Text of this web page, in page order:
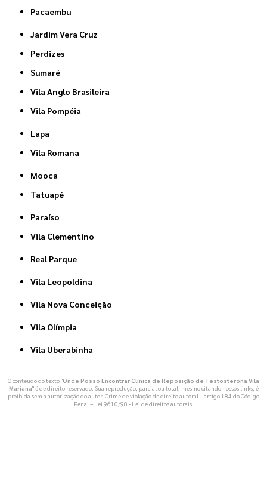
Pacaembu
Jardim Vera Cruz
Perdizes
Sumaré
Vila Anglo Brasileira
Vila Pompéia
Lapa
Vila Romana
Mooca
Tatuapé
Paraíso
Vila Clementino
Real Parque
Vila Leopoldina
Vila Nova Conceição
Vila Olímpia
Vila Uberabinha
O conteúdo do texto "Onde Posso Encontrar Clínica de Reposição de Testosterona Vila
Mariana" é de direito reservado. Sua reprodução, parcial ou total, mesmo citando nossos links, é
proibida sem a autorização do autor. Crime de violação de direito autoral – artigo 184 do Código
Penal – Lei 9610/98 - Lei de direitos autorais.